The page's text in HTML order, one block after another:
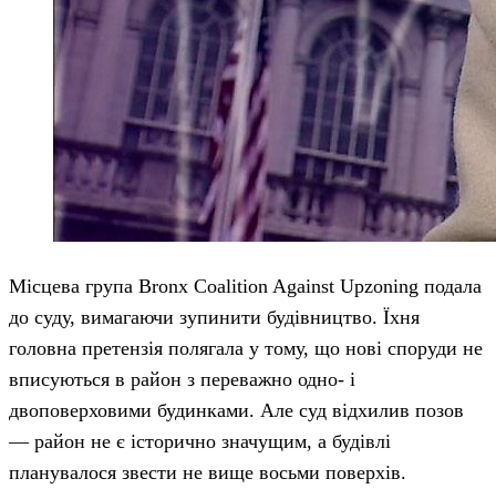
Місцева група Bronx Coalition Against Upzoning подала
до суду, вимагаючи зупинити будівництво. Їхня
головна претензія полягала у тому, що нові споруди не
вписуються в район з переважно одно- і
двоповерховими будинками. Але суд відхилив позов
— район не є історично значущим, а будівлі
планувалося звести не вище восьми поверхів.